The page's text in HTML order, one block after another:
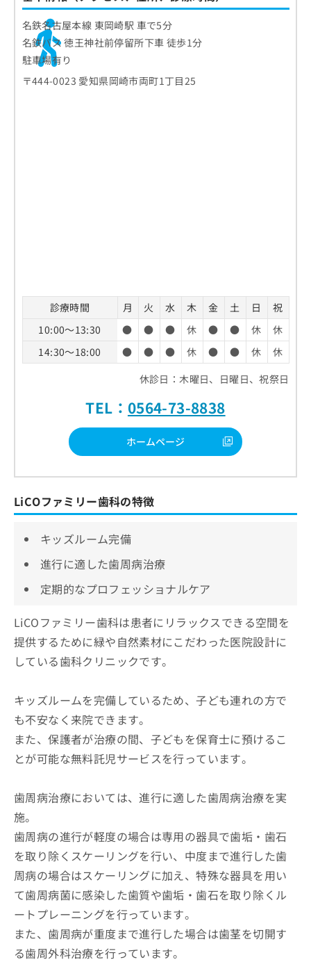
名鉄名古屋本線 東岡崎駅 車で5分
名鉄バス 徳王神社前停留所下車 徒歩1分
駐車場有り
〒444-0023 愛知県岡崎市両町1丁目25
診療時間 月 火 水 木 金 土 日
祝
10:00～13:30
● ● ● 休 ● ● 休
休
14:30～18:00
● ● ● 休 ● ● 休
休
休診日：木曜日、日曜日、祝祭日
TEL： 0564-73-8838
ホームページ
LiCOファミリー歯科の特徴
キッズルーム完備
進行に適した歯周病治療
定期的なプロフェッショナルケア
LiCOファミリー歯科は患者にリラックスできる空間を
提供するために緑や自然素材にこだわった医院設計に
している歯科クリニックです。
キッズルームを完備しているため、子ども連れの方で
も不安なく来院できます。
また、保護者が治療の間、子どもを保育士に預けるこ
とが可能な無料託児サービスを行っています。
歯周病治療においては、進行に適した歯周病治療を実
施。
歯周病の進行が軽度の場合は専用の器具で歯垢・歯石
を取り除くスケーリングを行い、中度まで進行した歯
周病の場合はスケーリングに加え、特殊な器具を用い
て歯周病菌に感染した歯質や歯垢・歯石を取り除くル
ートプレーニングを行っています。
また、歯周病が重度まで進行した場合は歯茎を切開す
る歯周外科治療を行っています。